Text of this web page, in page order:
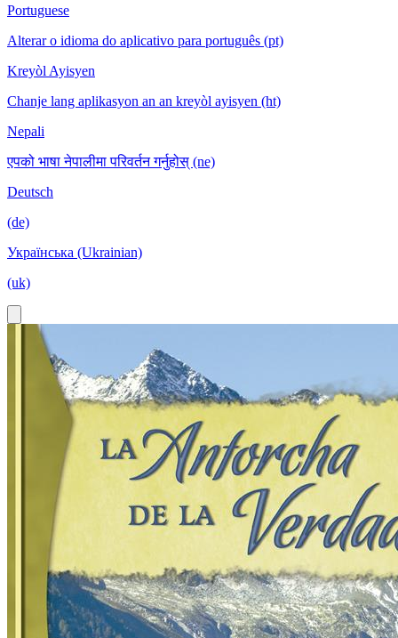
Portuguese
Alterar o idioma do aplicativo para português (pt)
Kreyòl Ayisyen
Chanje lang aplikasyon an an kreyòl ayisyen (ht)
Nepali
एपको भाषा नेपालीमा परिवर्तन गर्नुहोस् (ne)
Deutsch
(de)
Українська (Ukrainian)
(uk)